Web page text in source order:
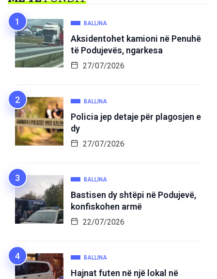
BALLINA
Aksidentohet kamioni në Penuhë
të Podujevës, ngarkesa
27/07/2026
BALLINA
Policia jep detaje për plagosjen e
dy
27/07/2026
BALLINA
Bastisen dy shtëpi në Podujevë,
konfiskohen armë
22/07/2026
BALLINA
Hajnat futen në një lokal në